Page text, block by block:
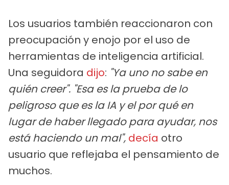
Los usuarios también reaccionaron con
preocupación y enojo por el uso de
herramientas de inteligencia artificial.
Una seguidora dijo: "Ya uno no sabe en
quién creer". "Esa es la prueba de lo
peligroso que es la IA y el por qué en
lugar de haber llegado para ayudar, nos
está haciendo un mal", decía otro
usuario que reflejaba el pensamiento de
muchos.